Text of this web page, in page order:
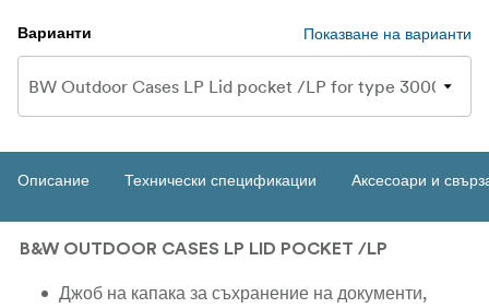
Варианти Показване на варианти
Описание Технически спецификации Аксесоари и
B&W OUTDOOR CASES LP LID POCKET /LP
Джоб на капака за съхранение на документи,